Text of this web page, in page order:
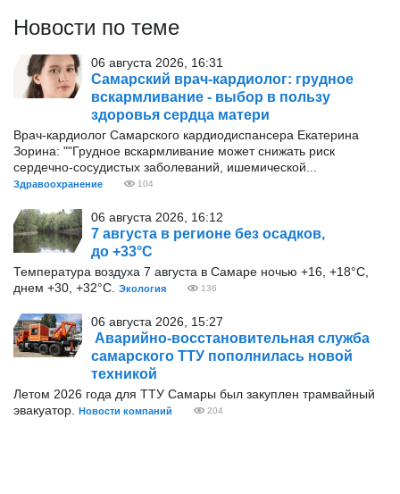
Новости по теме
06 августа 2026, 16:31
Самарский врач-кардиолог: грудное
вскармливание - выбор в пользу
здоровья сердца матери
Врач-кардиолог Самарского кардиодиспансера Екатерина
Зорина: ""Грудное вскармливание может снижать риск
сердечно-сосудистых заболеваний, ишемической...
Здравоохранение 104
06 августа 2026, 16:12
7 августа в регионе без осадков,
до +33°С
Температура воздуха 7 августа в Самаре ночью +16, +18°С,
днем +30, +32°С.
Экология 136
06 августа 2026, 15:27
Аварийно-восстановительная служба
самарского ТТУ пополнилась новой
техникой
Летом 2026 года для ТТУ Самары был закуплен трамвайный
эвакуатор.
Новости компаний 204